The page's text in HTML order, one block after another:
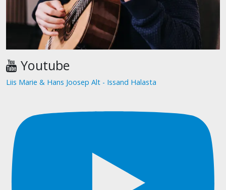
Youtube
Liis Marie & Hans Joosep Alt - Issand Halasta